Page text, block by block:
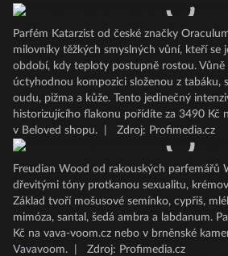
Parfém Katarzist od české značky
milovníky těžkých smyslných vůní, kteří se
období, kdy teploty postupně rostou. Vůně
úctyhodnou kompozici složenou z tabáku,
oudu, pižma a kůže. Tento jedinečný
historizujícího flakonu pořídíte za 3490 Kč
v Beloved shopu.
Zdroj: Profimedia.cz
Freudian Wood od rakouských parfemářů
dřevitými tóny protkanou sexualitu,
Základ tvoří mošusové semínko, cypřiš,
mimóza, santal, šedá ambra a labdanum.
Kč na vava-voom.cz nebo v brněnské
Vavavoom.
Zdroj: Profimedia.cz